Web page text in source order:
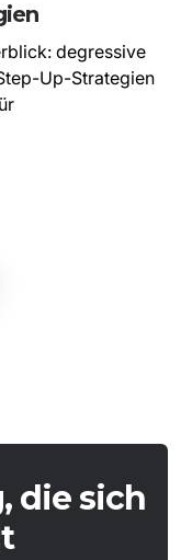
degressive
Up-Strategien
die sich